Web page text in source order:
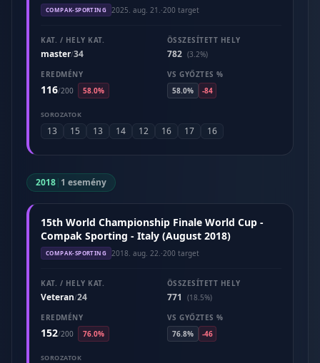
COMPAK-SPORTING 2025. aug. 21. ·200 target
KAT. / HELY KAT.
master/34
ÖSSZESÍTETT HELY
782 (3.2%)
EREDMÉNY
116/200 58.0%
VS GYŐZTES %
58.0%
-84
SOROZATOK
13 15 13 14 12 16 17 16
2018| 1 esemény
15th World Championship Finale World Cup -
Compak Sporting - Italy (August 2018)
COMPAK-SPORTING 2018. aug. 22. ·200 target
KAT. / HELY KAT.
Veteran/24
ÖSSZESÍTETT HELY
771
(18.5%)
EREDMÉNY
152/200 76.0%
VS GYŐZTES %
76.8%
-46
SOROZATOK